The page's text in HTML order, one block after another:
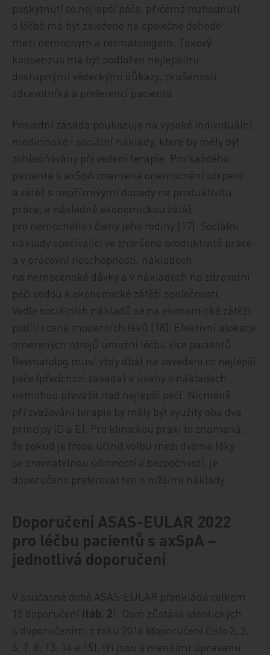
poskytnutí co nejlepší péče, přičemž rozhodnutí
o léčbě má být založeno na společné dohodě
mezi nemocným a revmatologem. Takový
konsenzus má být podložen nejlepšími
dostupnými vědeckými důkazy, zkušeností
zdravotníka a preferencí pacienta.
Poslední zásada poukazuje na vysoké individuální,
medicínské i sociální náklady, které by měly být
zohledňovány při vedení terapie. Pro každého
pacienta s axSpA znamená onemocnění utrpení
a zátěž s nepříznivými dopady na produktivitu
práce, a následně ekonomickou zátěž
pro nemocného i členy jeho rodiny [17]. Sociální
náklady spočívající ve zhoršené produktivitě práce
a v pracovní neschopnosti, nákladech
na nemocenské dávky a v nákladech na zdravotní
péči vedou k ekonomické zátěži společnosti.
Vedle sociálních nákladů se na ekonomické zátěži
podílí i cena moderních léků [18]. Efektivní alokace
omezených zdrojů umožní léčbu více pacientů.
Revmatolog musí vždy dbát na zavedení co nejlepší
péče (předchozí zásada) a úvahy o nákladech
nemohou převážit nad nejlepší péčí. Nicméně
při zvažování terapie by měly být využity oba dva
principy (D a E). Pro klinickou praxi to znamená,
že pokud je třeba učinit volbu mezi dvěma léky
se srovnatelnou účinností a bezpečností, je
doporučeno preferovat ten s nižšími náklady.
Doporučení ASAS-EULAR 2022
pro léčbu pacientů s axSpA –
jednotlivá doporučení
V současné době ASAS-EULAR předkládá celkem
15 doporučení (tab. 2). Osm zůstává identických
s doporučeními z roku 2016 (doporučení číslo 2, 3,
6, 7, 8, 13, 14 a 15), tři jsou s menšími úpravami